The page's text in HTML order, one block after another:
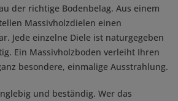
der richtige Bodenbelag. Aus einem
Massivholzdielen einen
Jede einzelne Diele ist naturgegeben
Ein Massivholzboden verleiht Ihren
besondere, einmalige Ausstrahlung.
und beständig. Wer das